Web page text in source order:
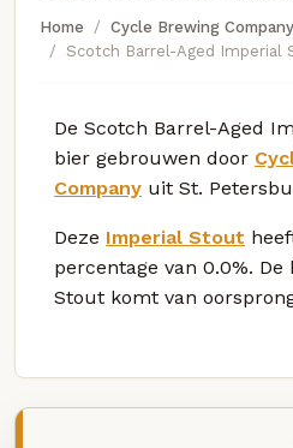
Home
Cycle Brewing Company
Scotch Barrel-Aged Imperial
De Scotch Barrel-Aged
bier gebrouwen door
Company uit St.
Deze Imperial Stout
percentage van 0.0%.
Stout komt van